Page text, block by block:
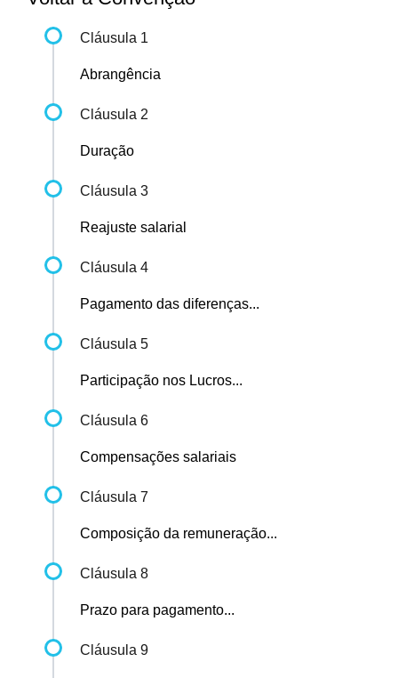
Cláusula 1
Abrangência
Cláusula 2
Duração
Cláusula 3
Reajuste salarial
Cláusula 4
Pagamento das diferenças...
Cláusula 5
Participação nos Lucros...
Cláusula 6
Compensações salariais
Cláusula 7
Composição da remuneração...
Cláusula 8
Prazo para pagamento...
Cláusula 9